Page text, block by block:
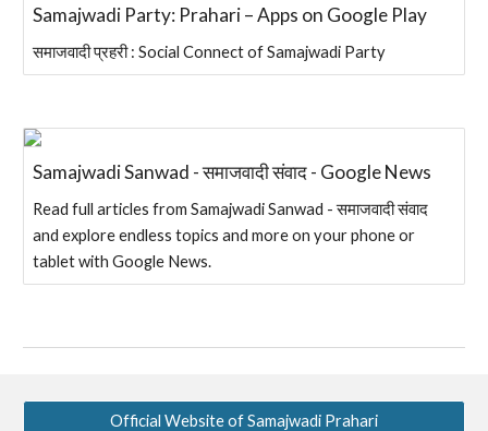
Samajwadi Party: Prahari – Apps on Google Play
समाजवादी प्रहरी : Social Connect of Samajwadi Party
Samajwadi Sanwad - समाजवादी संवाद - Google News
Read full articles from Samajwadi Sanwad - समाजवादी संवाद
and explore endless topics and more on your phone or
tablet with Google News.
Official Website of Samajwadi Prahari